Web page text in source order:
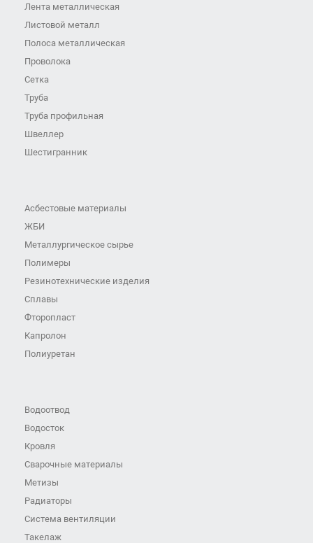
Лента металлическая
Листовой металл
Полоса металлическая
Проволока
Сетка
Труба
Труба профильная
Швеллер
Шестигранник
Асбестовые материалы
ЖБИ
Металлургическое сырье
Полимеры
Резинотехнические изделия
Сплавы
Фторопласт
Капролон
Полиуретан
Водоотвод
Водосток
Кровля
Сварочные материалы
Метизы
Радиаторы
Система вентиляции
Такелаж